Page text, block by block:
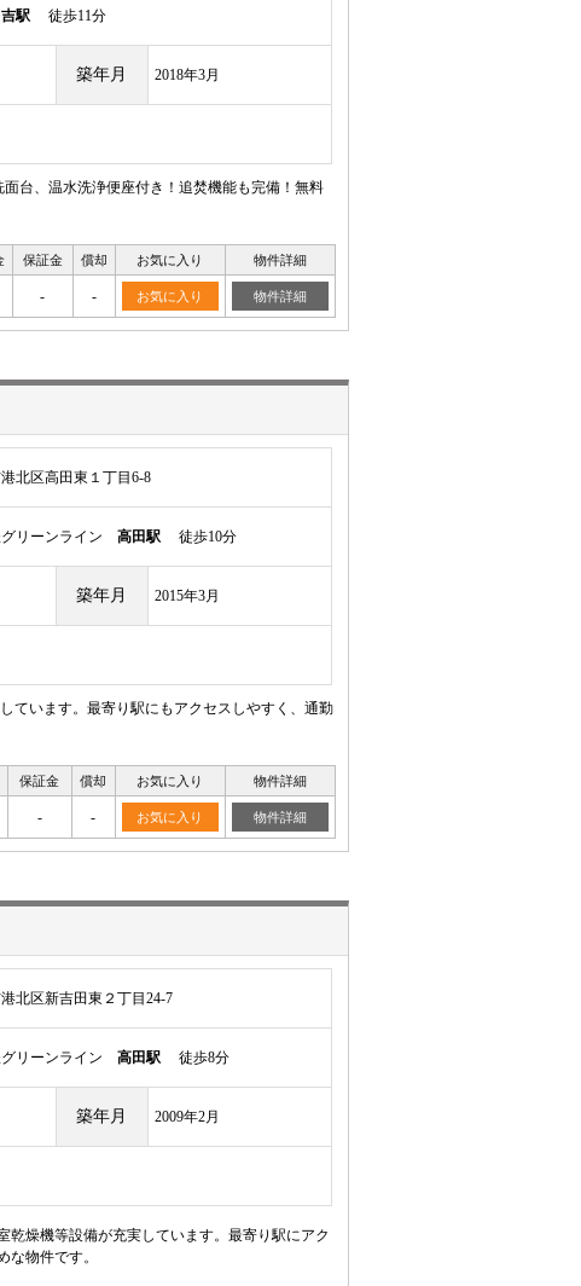
吉駅徒歩11分
築年月 2018年3月
台、温水洗浄便座付き！追焚機能も完備！無料
保証金 償却 お気に入り 物件詳細
- - お気に入り 物件詳細
北区高田東１丁目6-8
リーンライン 高田駅徒歩10分
築年月 2015年3月
ています。最寄り駅にもアクセスしやすく、通勤
保証金 償却 お気に入り 物件詳細
- - お気に入り 物件詳細
北区新吉田東２丁目24-7
リーンライン 高田駅徒歩8分
築年月 2009年2月
乾燥機等設備が充実しています。最寄り駅にアク
物件です。